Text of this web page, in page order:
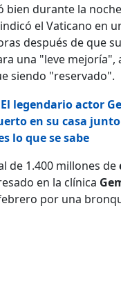
bien durante la
el Vaticano en
después de que
una "leve mejoría",
siendo "reservado".
El legendario actor
en su casa junto
lo que se sabe
de 1.400 millones de
en la clínica
por una